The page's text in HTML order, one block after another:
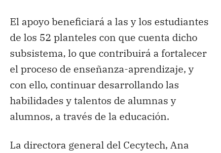
El apoyo beneficiará a las y los estudiantes
de los 52 planteles con que cuenta dicho
subsistema, lo que contribuirá a fortalecer
el proceso de enseñanza-aprendizaje, y
con ello, continuar desarrollando las
habilidades y talentos de alumnas y
alumnos, a través de la educación.
La directora general del Cecytech, Ana